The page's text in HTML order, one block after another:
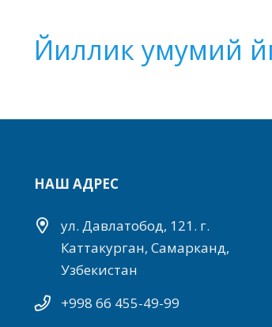
Йиллик умумий
НАШ АДРЕС
ул. Давлатобод, 121. г.
Каттакурган, Самарканд,
Узбекистан
+998 66 455-49-99